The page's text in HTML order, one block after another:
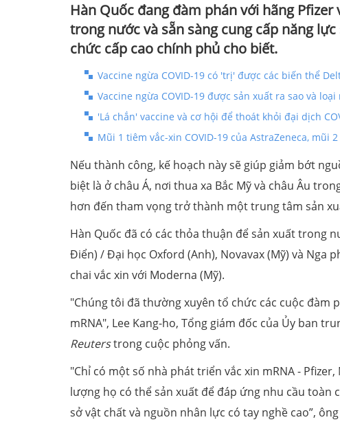
Hàn Quốc đang đàm phán với hãng
trong nước và sẵn sàng cung cấp năng
chức cấp cao chính phủ cho biết.
Vaccine ngừa COVID-19 có 'trị' được các biến thể
Vaccine ngừa COVID-19 được sản xuất ra sao và
'Lá chắn' vaccine và cơ hội để thoát khỏi đại dịch
Mũi 1 tiêm vắc-xin COVID-19 của AstraZeneca, mũi
Nếu thành công, kế hoạch này sẽ giúp giảm bớt
biệt là ở châu Á, nơi thua xa Bắc Mỹ và châu Âu
hơn đến tham vọng trở thành một trung tâm sản
Hàn Quốc đã có các thỏa thuận để sản xuất trong
Điển) / Đại học Oxford (Anh), Novavax (Mỹ) và Nga
chai vắc xin với Moderna (Mỹ).
"Chúng tôi đã thường xuyên tổ chức các cuộc đàm
mRNA", Lee Kang-ho, Tổng giám đốc của Ủy ban
Reuterstrong cuộc phỏng vấn.
"Chỉ có một số nhà phát triển vắc xin mRNA -
lượng họ có thể sản xuất để đáp ứng nhu cầu toàn
sở vật chất và nguồn nhân lực có tay nghề cao”,